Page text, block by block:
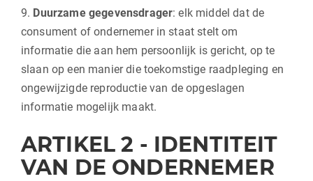
9. Duurzame gegevensdrager: elk middel dat de
consument of ondernemer in staat stelt om
informatie die aan hem persoonlijk is gericht, op te
slaan op een manier die toekomstige raadpleging en
ongewijzigde reproductie van de opgeslagen
informatie mogelijk maakt.
ARTIKEL 2 - IDENTITEIT
VAN DE ONDERNEMER